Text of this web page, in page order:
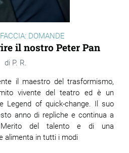
DOMANDE
il nostro Peter Pan
P. R.
il maestro del trasformismo,
vivente del teatro ed è un
Legend of quick-change. Il suo
anno di repliche e continua a
Merito del talento e di una
alimenta in tutti i modi